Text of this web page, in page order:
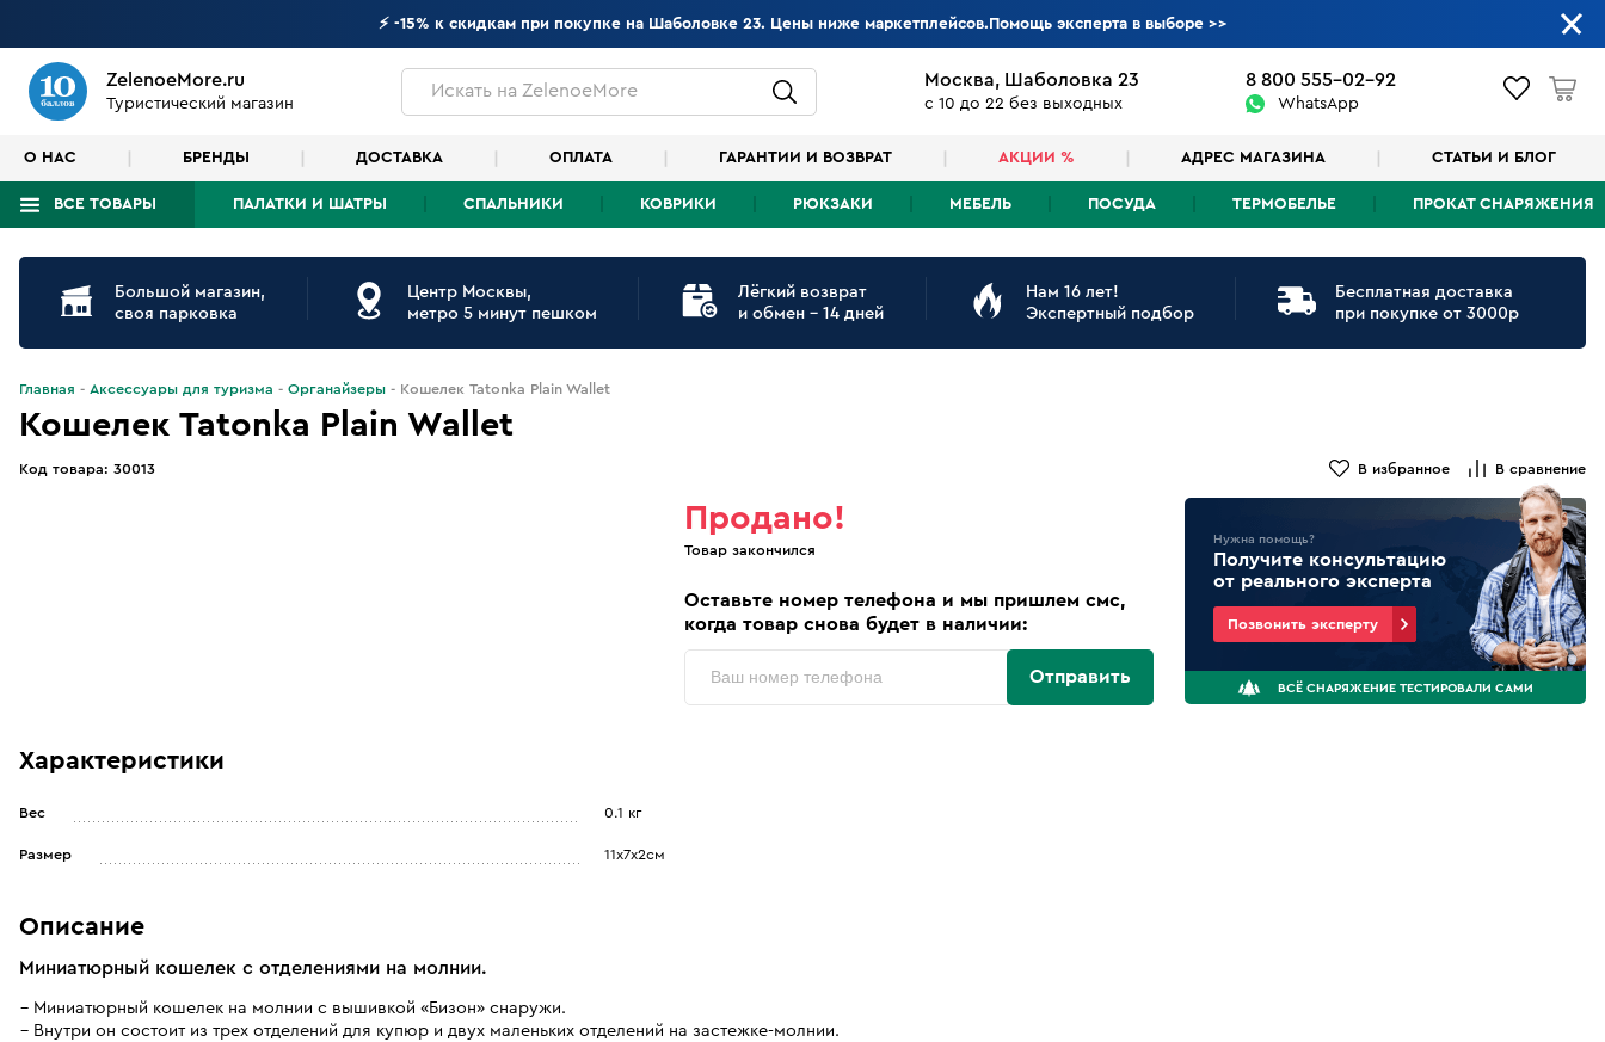
⚡ -15% к скидкам при покупке на Шаболовке 23. Цены ниже маркетплейсов.Помощь эксперта в выборе>>
ZelenoeMore.ru
Туристический магазин
Искатьна ZelenoeMore
Москва, Шаболовка 23
с 10 до 22 без выходных
8 800 555-02-92
WhatsApp
О НАС БРЕНДЫ ДОСТАВКА ОПЛАТА ГАРАНТИИ И ВОЗВРАТ АКЦИИ % АДРЕС МАГАЗИНА СТАТЬИ И БЛОГ
ВСЕ ТОВАРЫ ПАЛАТКИ И ШАТРЫ СПАЛЬНИКИ КОВРИКИ РЮКЗАКИ МЕБЕЛЬ ПОСУДА ТЕРМОБЕЛЬЕ ПРОКАТ СНАРЯЖЕНИЯ
Что будем искать?
Большой магазин,
своя парковка
Центр Москвы,
метро 5 минут пешком
Лёгкий возврат
и обмен - 14 дней
Нам 16 лет!
Экспертный подбор
Бесплатная доставка
при покупке от 3000р
Главная Аксессуары для туризма Органайзеры Кошелек Tatonka Plain Wallet
Кошелек Tatonka Plain Wallet
Код товара: 30013 В избранное В сравнение
Продано!
Товар закончился
Оставьте номер телефона и мы пришлем смс,
когда товар снова будет в наличии:
Отправить
Нужна помощь?
Получите консультацию
от реального эксперта
Позвонить эксперту
ВСЁ СНАРЯЖЕНИЕ ТЕСТИРОВАЛИ САМИ
Характеристики
Вес 0.1 кг
Размер 11х7х2см
Описание
Миниатюрный кошелек с отделениями на молнии.
Миниатюрный кошелек на молнии с вышивкой «Бизон» снаружи.
Внутри он состоит из трех отделений для купюр и двух маленьких отделений на застежке-молнии.